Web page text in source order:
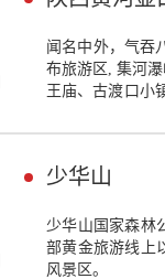
闻名中外，气吞
布旅游区, 集河
王庙、古渡口小
景区。是国家
保护区（2002）
少华山
少华山国家森林
部黄金旅游线上
风景区。